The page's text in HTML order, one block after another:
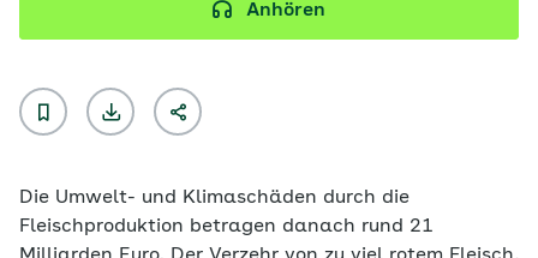
Anhören
Die Umwelt- und Klimaschäden durch die
Fleischproduktion betragen danach rund 21